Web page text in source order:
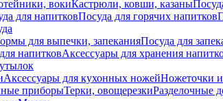
вокиКастрюли, ковши, казаны
для напитковПосуда для горячих напитков
для выпечки, запеканияПосуда для
напитковАксессуары для хранения
Аксессуары для кухонных ножейНожеточки
приборыТерки, овощерезкиРазделочные